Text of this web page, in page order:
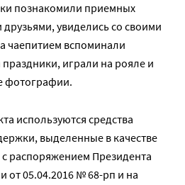
познакомили приемных
увиделись со своими
чаепитием вспоминали
играли на рояле и
фотографии.
используются средства
выделенные в качестве
c распоряжением Президента
от 05.04.2016 № 68-рп и на